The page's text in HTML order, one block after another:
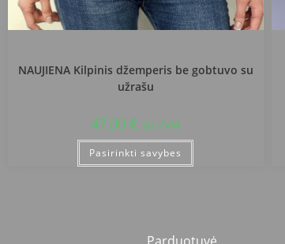
NAUJIENA Kilpinis džemperis be gobtuvo su
užrašu
47,00 € su PVM
Pasirinkti savybes